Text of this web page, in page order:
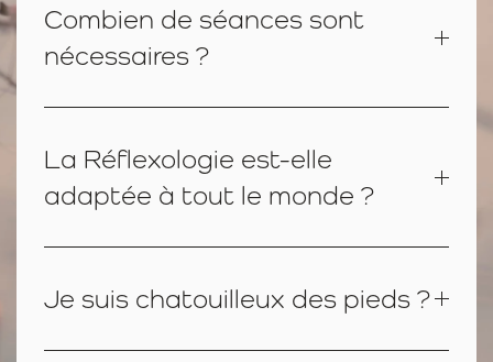
Combien de séances sont
nécessaires ?
La Réflexologie est-elle
adaptée à tout le monde ?
Je suis chatouilleux des pieds ?